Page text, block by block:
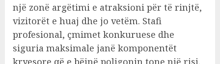
një zonë argëtimi e atraksioni për të rinjtë,
vizitorët e huaj dhe jo vetëm. Stafi
profesional, çmimet konkuruese dhe
siguria maksimale janë komponentët
kryesore që e bëjnë poligonin tone një risi.